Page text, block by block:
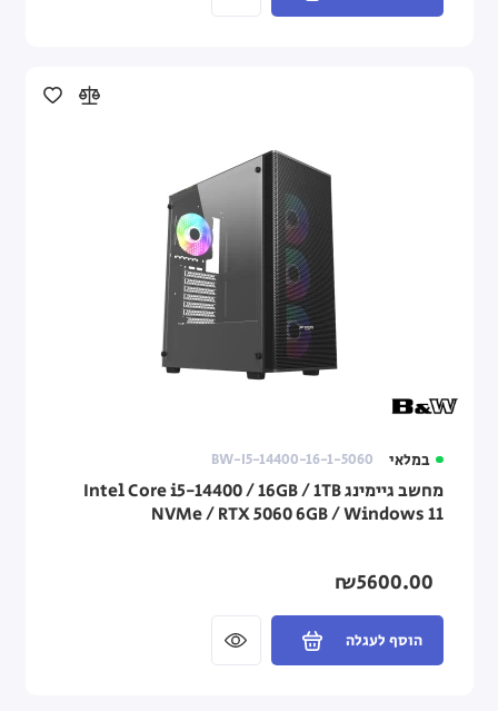
במלאי BW-I5-14400-16-1-5060
מחשב גיימינג Intel Core i5-14400 / 16GB / 1TB
NVMe / RTX 5060 6GB / Windows 11
₪5600.00
הוסף לעגלה